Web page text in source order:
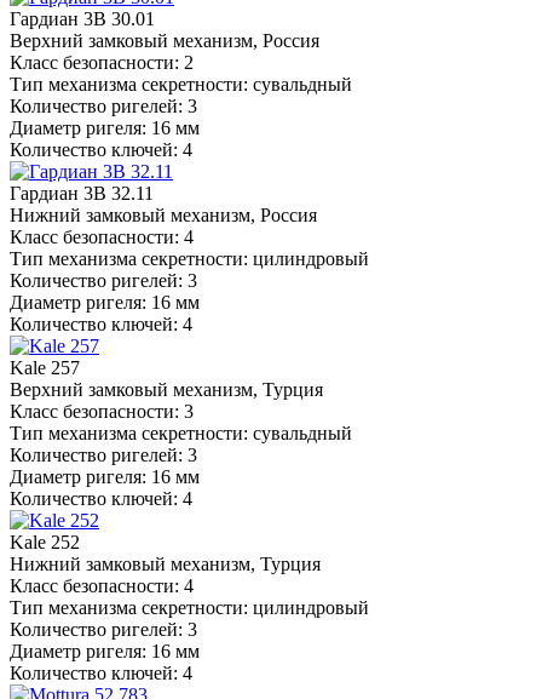
Гардиан 3В 30.01
Верхний замковый механизм, Россия
Класс безопасности: 2
Тип механизма секретности: сувальдный
Количество ригелей: 3
Диаметр ригеля: 16 мм
Количество ключей: 4
Гардиан 3В 32.11
Нижний замковый механизм, Россия
Класс безопасности: 4
Тип механизма секретности: цилиндровый
Количество ригелей: 3
Диаметр ригеля: 16 мм
Количество ключей: 4
Kale 257
Верхний замковый механизм, Турция
Класс безопасности: 3
Тип механизма секретности: сувальдный
Количество ригелей: 3
Диаметр ригеля: 16 мм
Количество ключей: 4
Kale 252
Нижний замковый механизм, Турция
Класс безопасности: 4
Тип механизма секретности: цилиндровый
Количество ригелей: 3
Диаметр ригеля: 16 мм
Количество ключей: 4